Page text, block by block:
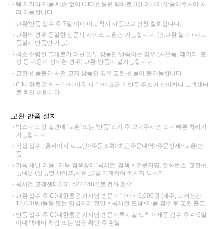
택 제거와 제품 훼손 없이 CJ대한통운 택배로 3일 이내에 발송해주셔야 처
리 가능합니다.
교환/반품 접수 후 7일 이내 미도착시 자동으로 신청 철회됩니다.
교환의 경우 동일한 상품의 사이즈 교환만 가능합니다. (맞교환 불가 / 재고
품절시 반품만 가능)
최초 수령한 그대로가 아닌 일부 상품만 발송하는 경우 (사은품, 패키지, 포
장 등 내용이 상이한 경우) 교환·반품이 불가능합니다.
교환·반품불가 사전 고지 상품인 경우 교환·반품이 불가능합니다.
CJ대한통운 외 타택배 이용 시 택배 요금과 반품 주소가 상이하니 고객센터
로 확인 바랍니다.
교환·반품 절차
박스나 포장 겉면에 '교환' 또는 '반품' 표기 후 보내주시면 보다 빠른 처리가
가능합니다.
직접 접수 : 홈페이지 로그인>주문조회>최근주문내역>주문상세>교환/반
품
카톡 채널 이용 : 카톡 검색창에 '록시걸' 검색 > 주문자명, 전화번호, 교환/반
품내용 (상품명,사이즈,사유등)을 기재하여 메시지 보내기
록시걸 고객센터(031.522.4488)로 전화 접수
교환 접수 후 CJ대한통운 기사님 방문 > 택배비 6,000원 (제주, 도서산간
12,000원)동봉 또는 입금하여 전달 > 록시걸 도착>제품 검수 후 교환 출고
반품 접수 후 CJ대한통운 기사님 방문 > 록시걸 도착 > 제품 검수 후 4~5일
이내 택배비 차감 또는 입금 확인 후 환불